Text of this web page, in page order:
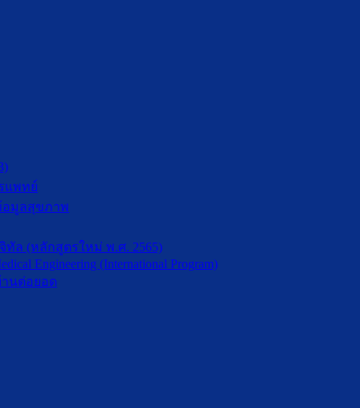
แพทย์
อมูลสุขภาพ
ล (หลักสูตรใหม่ พ.ศ. 2565)
Engineering (International Program)
นต่อยอด